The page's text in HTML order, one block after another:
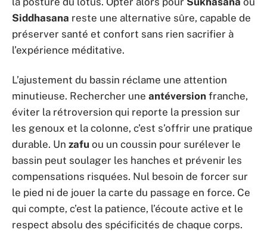
Siddhasana reste une alternative sûre, capable de
préserver santé et confort sans rien sacrifier à
l’expérience méditative.
L’ajustement du bassin réclame une attention
minutieuse. Rechercher une antéversion franche,
éviter la rétroversion qui reporte la pression sur
les genoux et la colonne, c’est s’offrir une pratique
durable. Un zafu ou un coussin pour surélever le
bassin peut soulager les hanches et prévenir les
compensations risquées. Nul besoin de forcer sur
le pied ni de jouer la carte du passage en force. Ce
qui compte, c’est la patience, l’écoute active et le
respect absolu des spécificités de chaque corps.